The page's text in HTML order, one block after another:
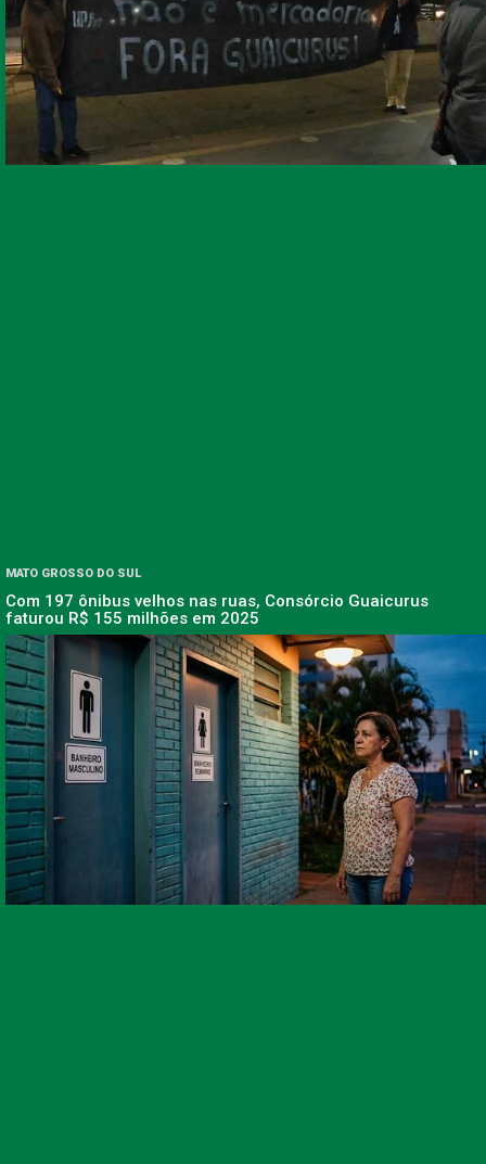
MATO GROSSO DO SUL
Com 197 ônibus velhos nas ruas, Consórcio Guaicurus
faturou R$ 155 milhões em 2025